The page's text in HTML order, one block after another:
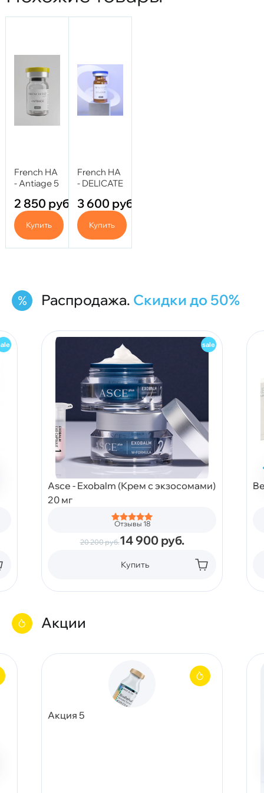
French HA
- Antiage 5
2 850 руб.
Купить
French HA
- DELICATE
3 600 руб.
Купить
Распродажа. Скидки до 50%
Asce - Exobalm (Крем с экзосомами)
20 мг
Отзывы 18
20 200руб.14 900 руб.
Купить
Акции
Акция 5